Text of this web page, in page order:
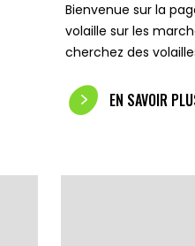
Bienvenue sur la
volaille sur les
cherchez des
EN SAVOIR